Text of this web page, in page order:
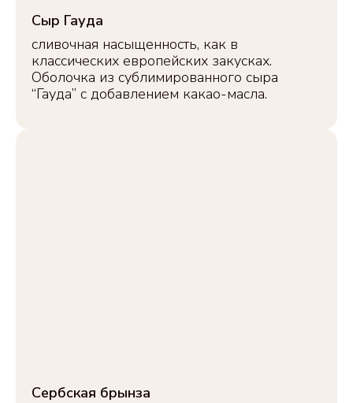
Сыр Гауда
сливочная насыщенность, как в
классических европейских закусках.
Оболочка из сублимированного сыра
“Гауда” с добавлением какао-масла.
Сербская брынза